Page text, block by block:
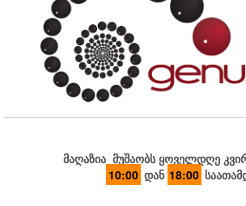
მაღაზია მუშაობს ყოველდღე
10:00 დან 18:00